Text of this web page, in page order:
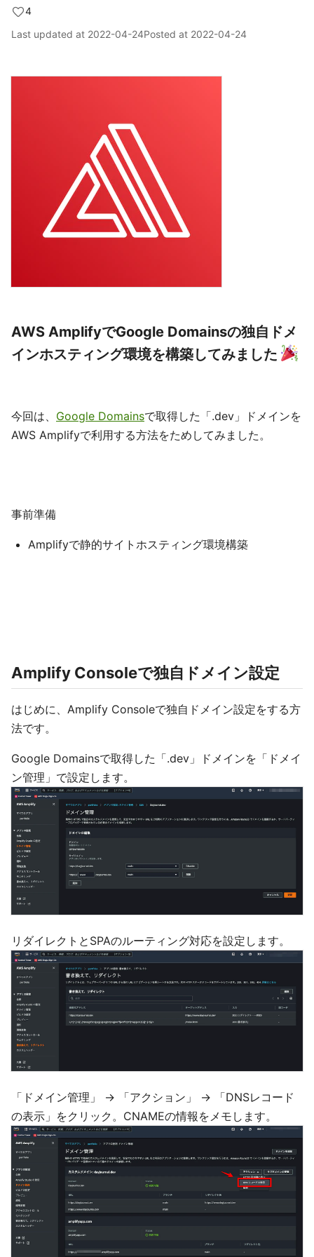
4
Last updated at 2022-04-24Posted at 2022-04-24
AWS AmplifyでGoogle Domainsの独自ドメ
インホスティング環境を構築してみました
今回は、 Google Domainsで取得した「.dev」ドメインを
AWS Amplifyで利用する方法をためしてみました。
事前準備
Amplifyで静的サイトホスティング環境構築
Amplify Consoleで独自ドメイン設定
はじめに、Amplify Consoleで独自ドメイン設定をする方
法です。
Google Domainsで取得した「.dev」ドメインを「ドメイ
ン管理」で設定します。
リダイレクトとSPAのルーティング対応を設定します。
「ドメイン管理」 → 「アクション」 → 「DNSレコード
の表示」をクリック。CNAMEの情報をメモします。